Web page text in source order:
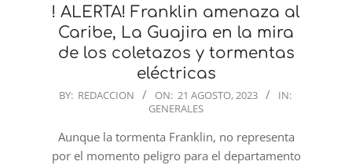
! ALERTA! Franklin amenaza al
Caribe, La Guajira en la mira
de los coletazos y tormentas
eléctricas
2023-
BY: REDACCION ON: 21 AGOSTO, 2023
IN:
GENERALES
Aunque la tormenta Franklin, no representa
por el momento peligro para el departamento